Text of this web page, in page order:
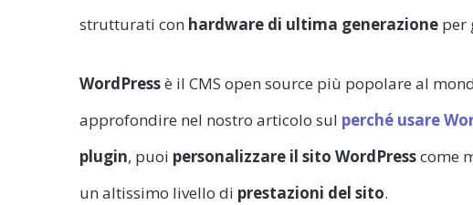
strutturati con hardware di ultima generazione per
WordPressè il CMS open source più popolare al
approfondire nel nostro articolo sul perché usare
plugin, puoi personalizzare il sito WordPresscome
un altissimo livello di prestazioni del sito.